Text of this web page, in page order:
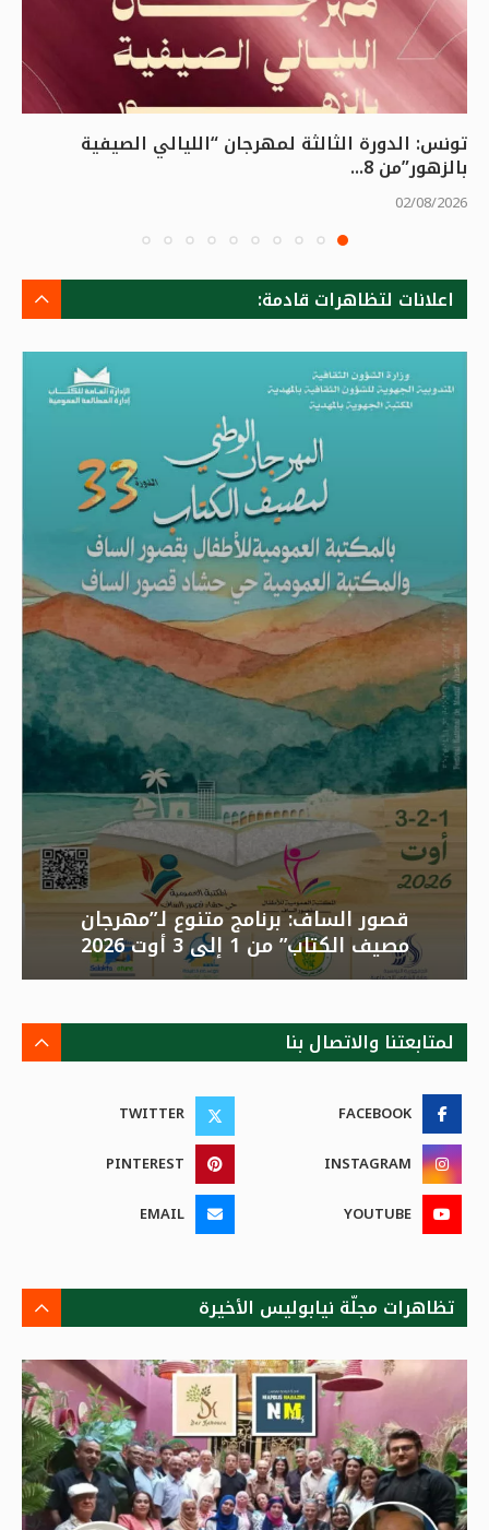
تونس: الدورة الثالثة لمهرجان “الليالي الصيفية
بالزهور”من 8...
02/08/2026
اعلانات لتظاهرات قادمة:
قصور الساف: برنامج متنوع لـ”مهرجان
مصيف الكتاب” من 1 إلى 3 أوت 2026
لمتابعتنا والاتصال بنا
FACEBOOK
TWITTER
INSTAGRAM
PINTEREST
YOUTUBE
EMAIL
تظاهرات مجلّة نيابوليس الأخيرة